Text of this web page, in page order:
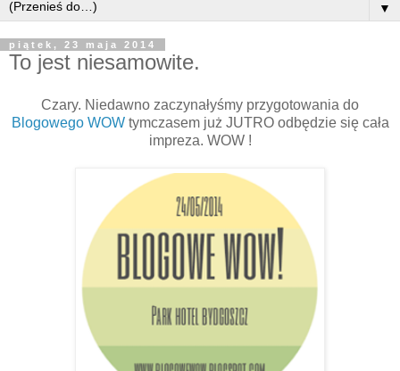
▼
piątek, 23 maja 2014
To jest niesamowite.
Czary. Niedawno zaczynałyśmy przygotowania do
Blogowego WOWtymczasem już JUTRO odbędzie się cała
impreza. WOW !